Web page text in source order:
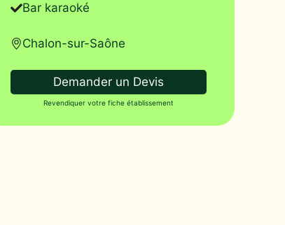
Bar karaoké
Chalon-sur-Saône
Demander un Devis
Revendiquer votre fiche établissement